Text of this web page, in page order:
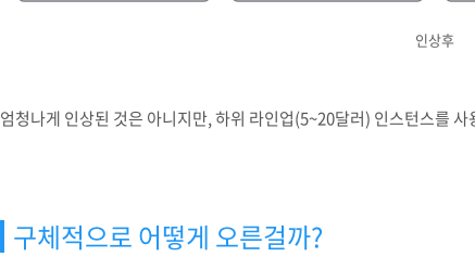
인상후
엄청나게 인상된 것은 아니지만, 하위 라인업(5~20달러) 인스턴스를
구체적으로 어떻게 오른걸까?